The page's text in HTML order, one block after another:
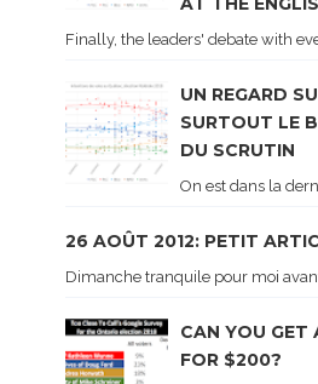
Finally, the leaders' debate with
UN REGARD
SURTOUT LE
DU SCRUTIN
On est dans la
26 AOÛT 2012: PETIT
Dimanche tranquile pour moi
CAN YOU GET
FOR $200?